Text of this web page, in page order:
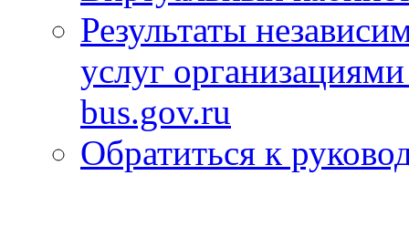
Результаты
услуг
bus.gov.ru
Обратиться к